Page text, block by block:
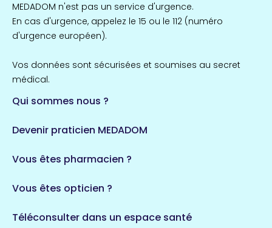
Île-de-France
857 espaces de santé
124 espaces de santé
Auvergne-Rhône-Alpes
720 espaces de santé
Côtes-d'Armor
Maine-et-Loire
Loiret
1 espaces de santé
1 espaces de santé
MEDADOM n'est pas un service d'urgence.
En cas d'urgence, appelez le 15 ou le 112 (numéro
d'urgence européen).
Vos données sont sécurisées et soumises au secret
médical.
Qui sommes nous ?
Devenir praticien MEDADOM
Vous êtes pharmacien ?
Vous êtes opticien ?
Téléconsulter dans un espace santé